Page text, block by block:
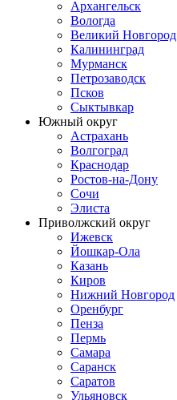
Архангельск
Вологда
Великий Новгород
Калининград
Мурманск
Петрозаводск
Псков
Сыктывкар
Южный округ
Астрахань
Волгоград
Краснодар
Ростов-на-Дону
Сочи
Элиста
Приволжский округ
Ижевск
Йошкар-Ола
Казань
Киров
Нижний Новгород
Оренбург
Пенза
Пермь
Самара
Саранск
Саратов
Ульяновск